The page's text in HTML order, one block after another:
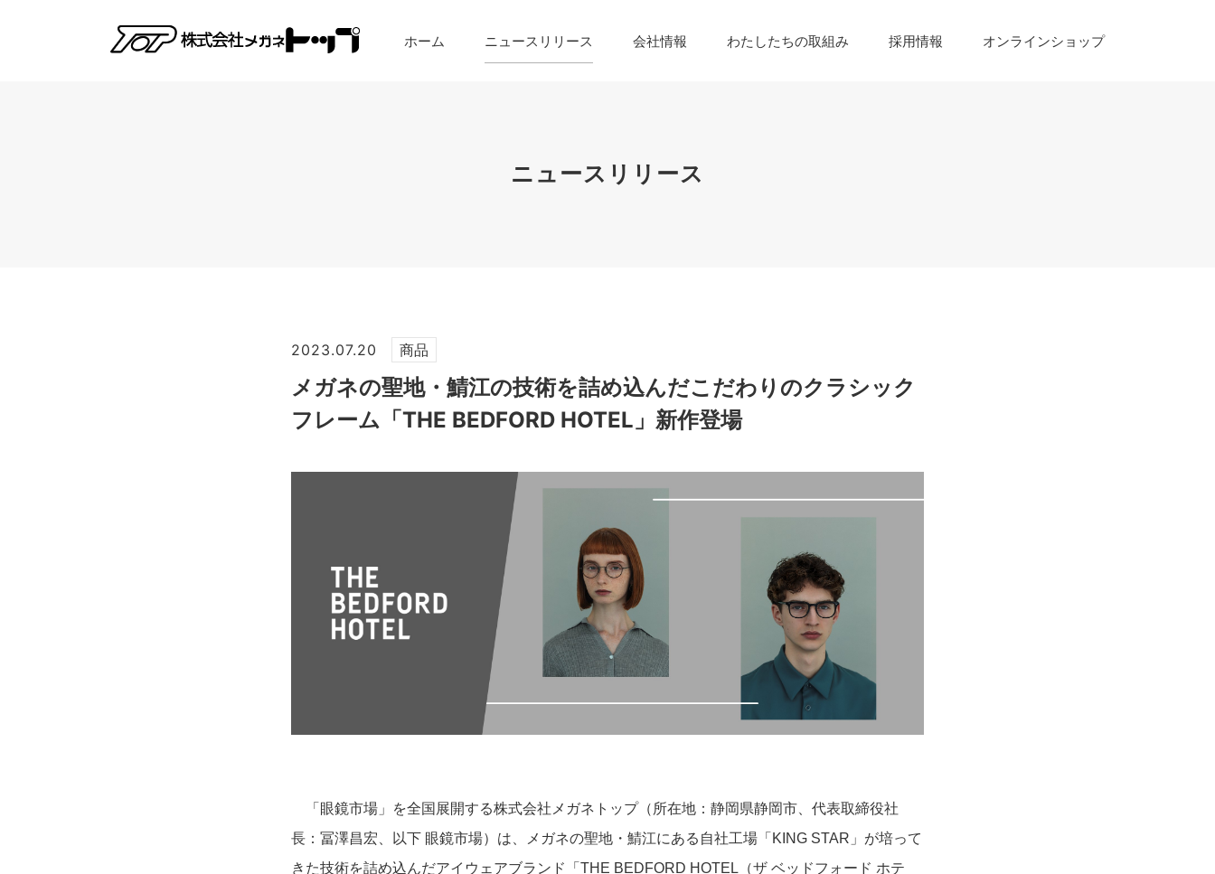
ホーム ニュースリリース 会社情報 わたしたちの取組み 採用情報 オンラインショップ
ニュースリリース
2023.07.20 商品
メガネの聖地・鯖江の技術を詰め込んだこだわりのクラシック
フレーム「THE BEDFORD HOTEL」新作登場
「眼鏡市場」を全国展開する株式会社メガネトップ（所在地：静岡県静岡市、代表取締役社
長：冨澤昌宏、以下 眼鏡市場）は、メガネの聖地・鯖江にある自社工場「KING STAR」が培って
きた技術を詰め込んだアイウェアブランド「THE BEDFORD HOTEL（ザ ベッドフォード ホテ